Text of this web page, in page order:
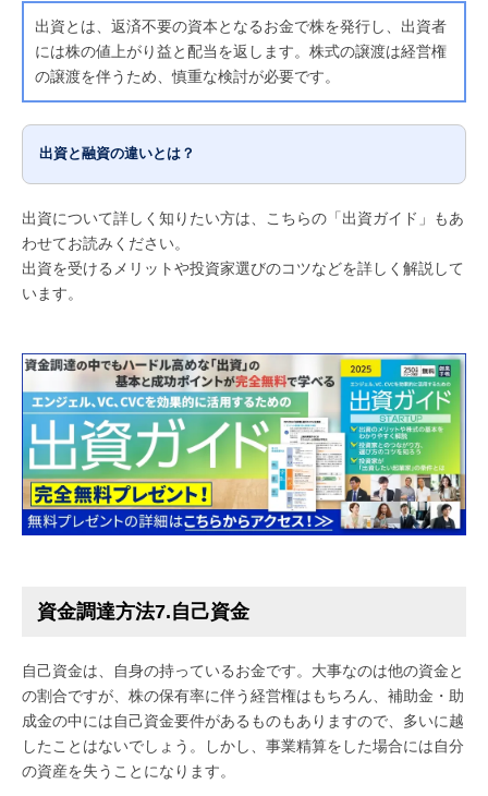
出資とは、返済不要の資本となるお金で株を発行し、出資者
には株の値上がり益と配当を返します。株式の譲渡は経営権
の譲渡を伴うため、慎重な検討が必要です。
出資と融資の違いとは？
出資について詳しく知りたい方は、こちらの「出資ガイド」もあ
わせてお読みください。
出資を受けるメリットや投資家選びのコツなどを詳しく解説して
います。
資金調達方法7.自己資金
自己資金は、自身の持っているお金です。大事なのは他の資金と
の割合ですが、株の保有率に伴う経営権はもちろん、補助金・助
成金の中には自己資金要件があるものもありますので、多いに越
したことはないでしょう。しかし、事業精算をした場合には自分
の資産を失うことになります。